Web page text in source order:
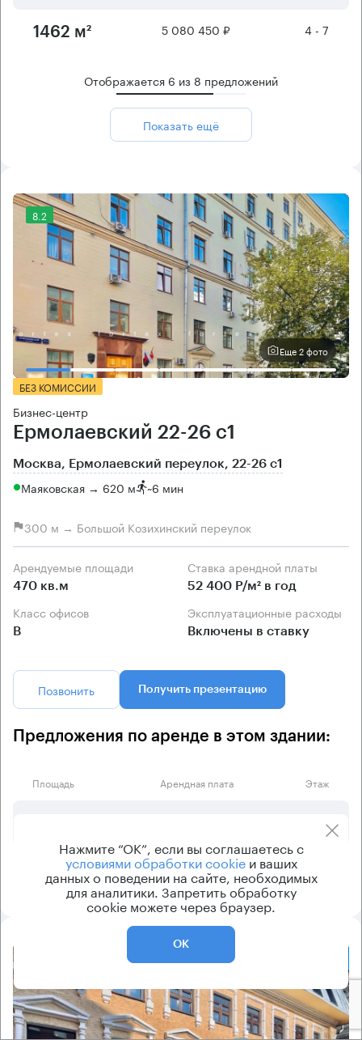
1462 м² 5 080 450 ₽ 4 - 7
Отображается 6 из 8 предложений
Показать ещё
8.2
Еще 2 фото
БЕЗ КОМИССИИ
Бизнес-центр
Ермолаевский 22-26 с1
Москва, Ермолаевский переулок, 22-26 с1
Маяковская → 620 м ~6 мин
300 м → Большой Козихинский переулок
Арендуемые площади
470 кв.м
Ставка арендной платы
52 400 Р/м² в год
Класс офисов
B
Эксплуатационные расходы
Включены в ставку
Позвонить Получить презентацию
Предложения по аренде в этом здании:
Площадь Арендная плата Этаж
4
502 м² 1 299 970 ₽
Нажмите “ОК”, если вы соглашаетесь с
условиями обработки cookieи ваших
данных о поведении на сайте, необходимых
для аналитики. Запретить обработку
cookie можете через браузер.
ОК